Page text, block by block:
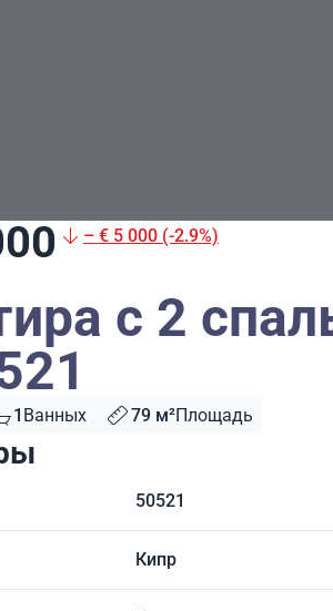
– € 5 000 (-2.9%)
с 2
1 Ванных 79 м²Площадь
50521
Кипр